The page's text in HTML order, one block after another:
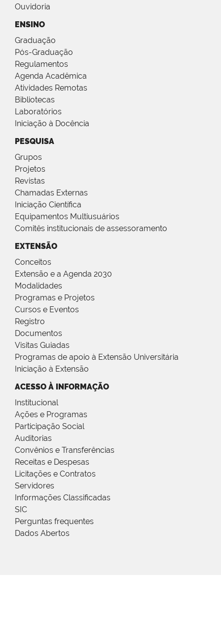
Ouvidoria
ENSINO
Graduação
Pós-Graduação
Regulamentos
Agenda Acadêmica
Atividades Remotas
Bibliotecas
Laboratórios
Iniciação à Docência
PESQUISA
Grupos
Projetos
Revistas
Chamadas Externas
Iniciação Científica
Equipamentos Multiusuários
Comitês institucionais de assessoramento
EXTENSÃO
Conceitos
Extensão e a Agenda 2030
Modalidades
Programas e Projetos
Cursos e Eventos
Registro
Documentos
Visitas Guiadas
Programas de apoio à Extensão Universitária
Iniciação à Extensão
ACESSO À INFORMAÇÃO
Institucional
Ações e Programas
Participação Social
Auditorias
Convênios e Transferências
Receitas e Despesas
Licitações e Contratos
Servidores
Informações Classificadas
SIC
Perguntas frequentes
Dados Abertos